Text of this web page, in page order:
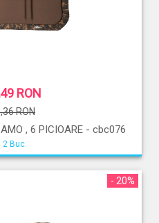
RON
RON
, 6 PICIOARE - cbc076
2 Buc.
- 20%